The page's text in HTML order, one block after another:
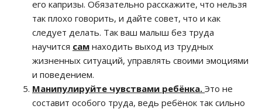
его капризы. Обязательно расскажите, что нельзя
так плохо говорить, и дайте совет, что и как
следует делать. Так ваш малыш без труда
научится сам находить выход из трудных
жизненных ситуаций, управлять своими эмоциями
и поведением.
Манипулируйте чувствами ребёнка. Это не
составит особого труда, ведь ребёнок так сильно